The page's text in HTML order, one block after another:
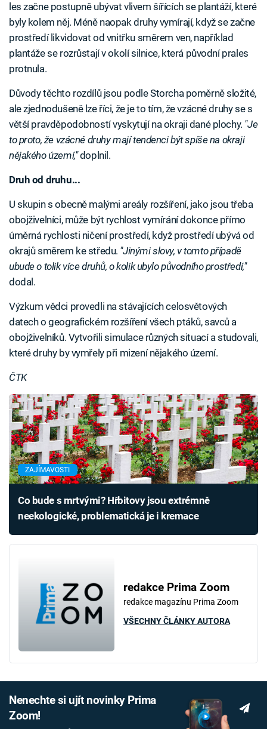
les začne postupně ubývat vlivem šířících se plantáží, které
byly kolem něj. Méně naopak druhy vymírají, když se začne
prostředí likvidovat od vnitřku směrem ven, například
plantáže se rozrůstají v okolí silnice, která původní prales
protnula.
Důvody těchto rozdílů jsou podle Storcha poměrně složité,
ale zjednodušeně lze říci, že je to tím, že vzácné druhy se s
větší pravděpodobností vyskytují na okraji dané plochy. "Je
to proto, že vzácné druhy mají tendenci být spíše na okraji
nějakého území,"doplnil.
Druh od druhu...
U skupin s obecně malými areály rozšíření, jako jsou třeba
obojživelníci, může být rychlost vymírání dokonce přímo
úměrná rychlosti ničení prostředí, když prostředí ubývá od
okrajů směrem ke středu. "Jinými slovy, v tomto případě
ubude o tolik více druhů, o kolik ubylo původního prostředí,"
dodal.
Výzkum vědci provedli na stávajících celosvětových
datech o geografickém rozšíření všech ptáků, savců a
obojživelníků. Vytvořili simulace různých situací a studovali,
které druhy by vymřely při mizení nějakého území.
ČTK
ZAJÍMAVOSTI
Co bude s mrtvými? Hřbitovy jsou extrémně
neekologické, problematická je i kremace
redakce Prima Zoom
redakce magazínu Prima Zoom
VŠECHNY ČLÁNKY AUTORA
Nenechte si ujít novinky Prima
Zoom!